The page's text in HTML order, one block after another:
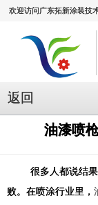
欢迎访问广东拓新涂装技
返回
油漆喷
很多人都说结
败。在喷涂行业里，